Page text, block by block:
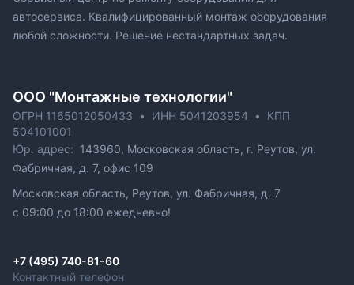
автосервиса. Квалифицированный монтаж оборудования
любой сложности. Решение нестандартных задач.
ОOO "Монтажные технологии"
ОГРН 1165012050433 • ИНН 5041203954 •
КПП
504101001
Юр. адрес: 143960, Московская область, г. Реутов, ул.
Фабричная, д. 7, офис 109
Московская область, Реутов, ул. Фабричная, д. 7
c 09:00 до 18:00 ежедневно!
+7 (495) 740-81-60
Контактный телефон